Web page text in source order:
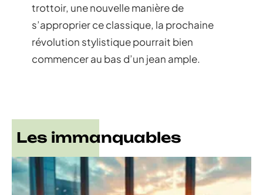
trottoir, une nouvelle manière de
s’approprier ce classique, la prochaine
révolution stylistique pourrait bien
commencer au bas d’un jean ample.
Les immanquables